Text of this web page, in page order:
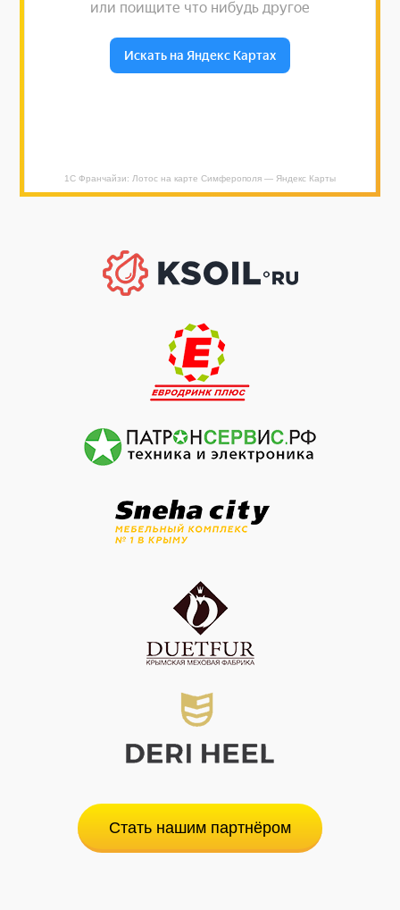
1С Франчайзи: Лотос на карте Симферополя — Яндекс Карты
Стать нашим партнёром